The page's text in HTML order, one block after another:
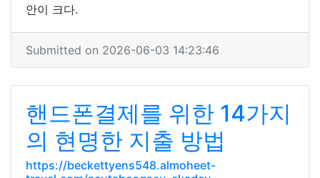
안이 크다.
Submitted on 2026-06-03 14:23:46
핸드폰결제를 위한 14가지
의 현명한 지출 방법
https://beckettyens548.almoheet-